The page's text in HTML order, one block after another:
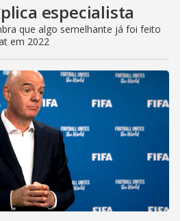
especialista
que algo semelhante já foi feito
em 2022